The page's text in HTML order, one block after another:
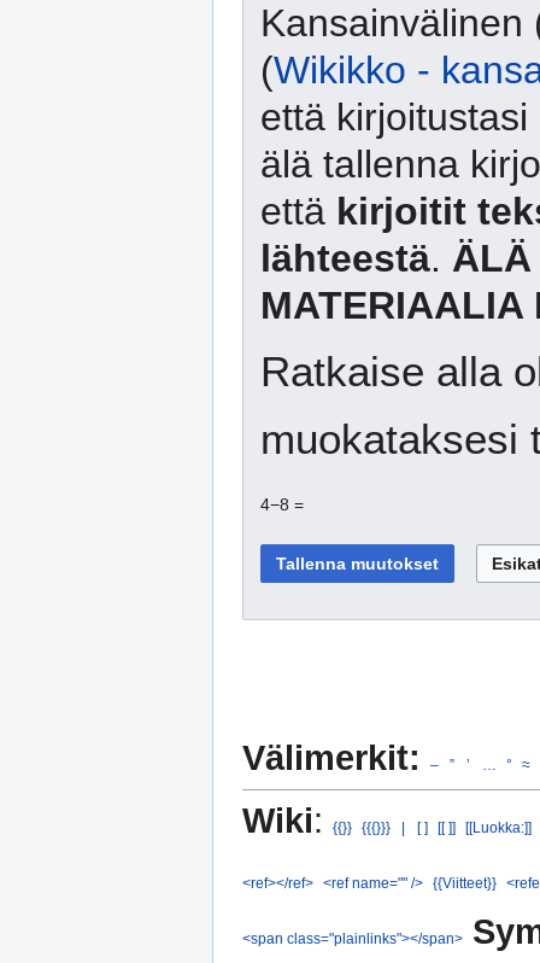
Kansainvälinen
(Wikikko -
että
älä tallenna
että kirjoitit
lähteestä. ÄLÄ
MATERIAALIA
Ratkaise alla
muokataksesi
4−8 =
Välimerkit: – ” ’ ° ≈
Wiki: {{}} {{{}}} | [ ] [[ ]] [[Luokka:]]
<ref></ref> <ref name="" /> {{Viitteet}}
<span class="plainlinks"></span>